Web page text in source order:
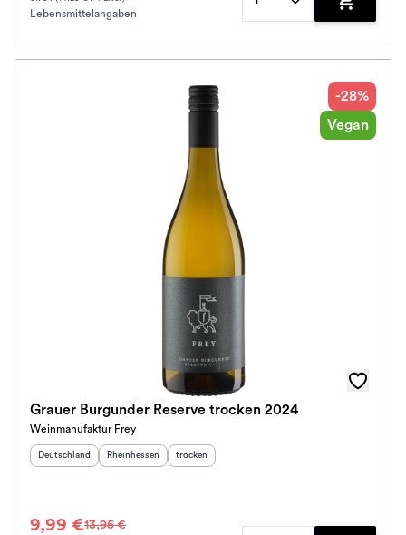
Lebensmittelangaben
Zum
-28%
Vegan
Grauer Burgunder Reserve trocken 2024
Weinmanufaktur Frey
Herkunftsland
Deutschland Herkunftsregion :
Rheinhessen Geschmack
trocken
9,99 €13,95 €